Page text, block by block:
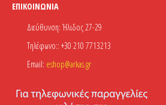
ΕΠΙΚΟΙΝΩΝΊΑ
Διεύθυνση: Ήλιδος 27-29
Τηλέφωνο:: +30 210 7713213
Email: eshop@arkas.gr